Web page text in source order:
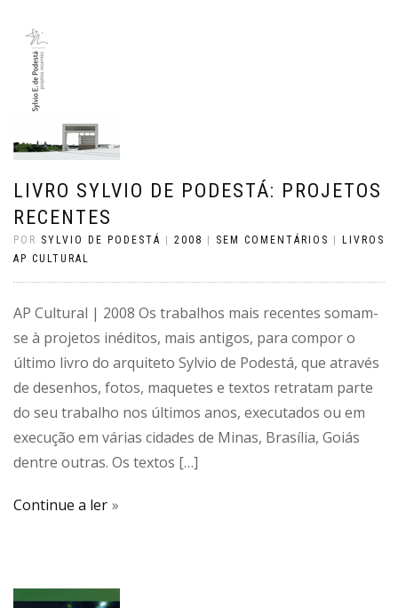
LIVRO SYLVIO DE PODESTÁ: PROJETOS
RECENTES
POR SYLVIO DE PODESTÁ 2008 SEM COMENTÁRIOS
LIVROS
AP CULTURAL
AP Cultural | 2008 Os trabalhos mais recentes somam-
se à projetos inéditos, mais antigos, para compor o
último livro do arquiteto Sylvio de Podestá, que através
de desenhos, fotos, maquetes e textos retratam parte
do seu trabalho nos últimos anos, executados ou em
execução em várias cidades de Minas, Brasília, Goiás
dentre outras. Os textos […]
Continue a ler